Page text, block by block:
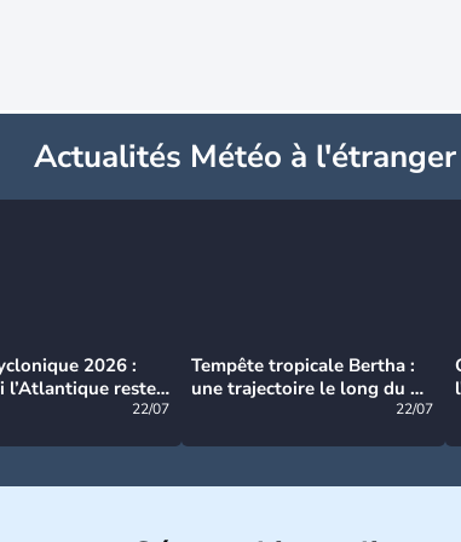
Actualités Météo à l'étranger
2026 :
l’Atlantique reste
22/07
Tempête tropicale Bertha :
une trajectoire le long du du
22/07